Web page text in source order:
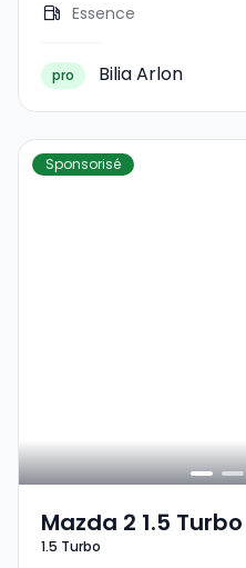
Essence
pro Bilia Arlon
Sponsorisé
Mazda 2 1.5 Turbo
1.5 Turbo